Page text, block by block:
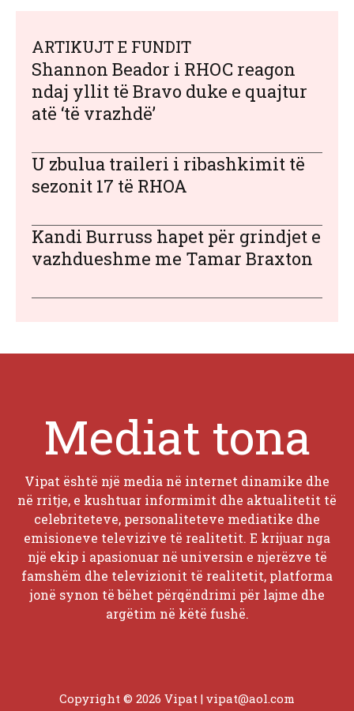
ARTIKUJT E FUNDIT
Shannon Beador i RHOC reagon
ndaj yllit të Bravo duke e quajtur
atë ‘të vrazhdë’
U zbulua traileri i ribashkimit të
sezonit 17 të RHOA
Kandi Burruss hapet për grindjet e
vazhdueshme me Tamar Braxton
Mediat tona
Vipat është një media në internet dinamike dhe
në rritje, e kushtuar informimit dhe aktualitetit të
celebriteteve, personaliteteve mediatike dhe
emisioneve televizive të realitetit. E krijuar nga
një ekip i apasionuar në universin e njerëzve të
famshëm dhe televizionit të realitetit, platforma
jonë synon të bëhet përqëndrimi për lajme dhe
argëtim në këtë fushë.
Copyright © 2026 Vipat | vipat@aol.com